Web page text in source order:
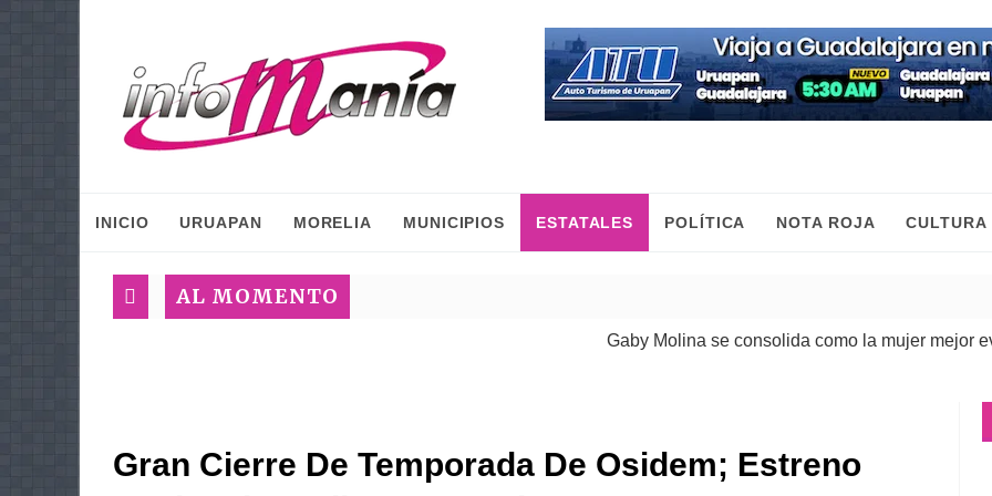
INICIO URUAPAN MORELIA MUNICIPIOS ESTATALES POLÍTICA NOTA ROJA CULTURA
AL MOMENTO
Gaby Molina se consolida como la mujer mejor evaluada
Gran Cierre De Temporada De Osidem; Estreno